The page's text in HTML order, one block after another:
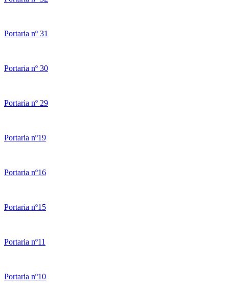
Portaria nº 31
Portaria nº 30
Portaria nº 29
Portaria nº19
Portaria nº16
Portaria nº15
Portaria nº11
Portaria nº10